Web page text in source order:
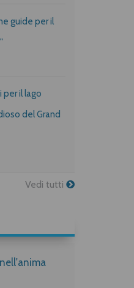
guide per il
per il lago
del Grand
Vedi tutti